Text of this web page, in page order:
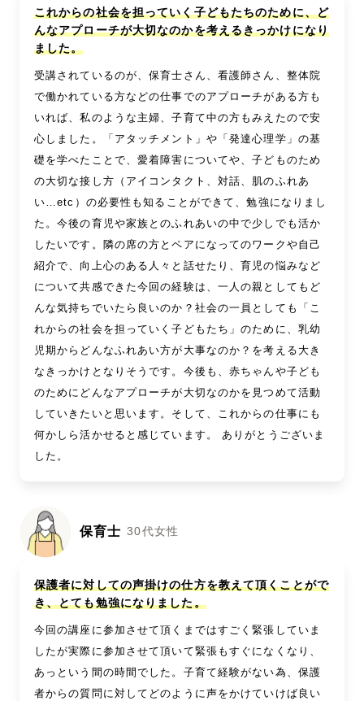
これからの社会を担っていく子どもたちのために、ど
んなアプローチが大切なのかを考えるきっかけになり
ました。
受講されているのが、保育士さん、看護師さん、整体院
で働かれている方などの仕事でのアプローチがある方も
いれば、私のような主婦、子育て中の方もみえたので安
心しました。「アタッチメント」や「発達心理学」の基
礎を学べたことで、愛着障害についてや、子どものため
の大切な接し方（アイコンタクト、対話、肌のふれあ
い…etc）の必要性も知ることができて、勉強になりまし
た。今後の育児や家族とのふれあいの中で少しでも活か
したいです。隣の席の方とペアになってのワークや自己
紹介で、向上心のある人々と話せたり、育児の悩みなど
について共感できた今回の経験は、一人の親としてもど
んな気持ちでいたら良いのか？社会の一員としても「こ
れからの社会を担っていく子どもたち」のために、乳幼
児期からどんなふれあい方が大事なのか？を考える大き
なきっかけとなりそうです。今後も、赤ちゃんや子ども
のためにどんなアプローチが大切なのかを見つめて活動
していきたいと思います。そして、これからの仕事にも
何かしら活かせると感じています。 ありがとうございま
した。
保育士 30代女性
保護者に対しての声掛けの仕方を教えて頂くことがで
き、とても勉強になりました。
今回の講座に参加させて頂くまではすごく緊張していま
したが実際に参加させて頂いて緊張もすぐになくなり、
あっという間の時間でした。子育て経験がない為、保護
者からの質問に対してどのように声をかけていけば良い